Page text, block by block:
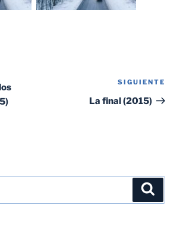
SIGUIENTE
La final (2015)